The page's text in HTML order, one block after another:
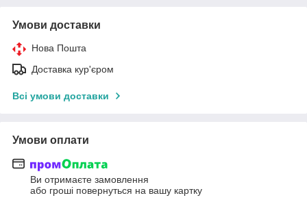
Умови доставки
Нова Пошта
Доставка кур'єром
Всі умови доставки
Умови оплати
Ви отримаєте замовлення
або гроші повернуться на вашу картку